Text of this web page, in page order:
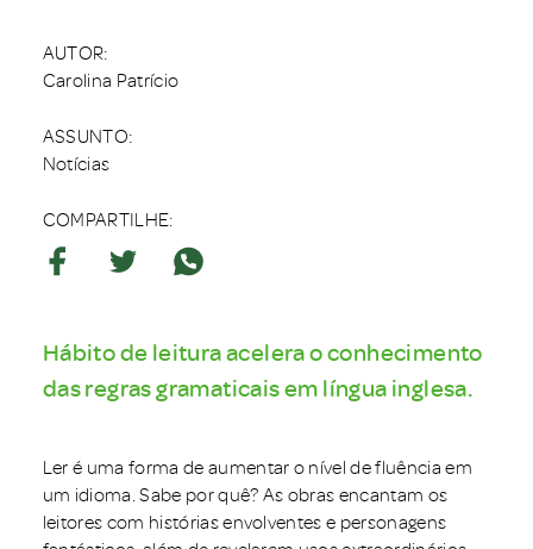
AUTOR:
Carolina Patrício
ASSUNTO:
Notícias
COMPARTILHE:
Hábito de leitura acelera o conhecimento
das regras gramaticais em língua inglesa.
Ler é uma forma de aumentar o nível de fluência em
um idioma. Sabe por quê? As obras encantam os
leitores com histórias envolventes e personagens